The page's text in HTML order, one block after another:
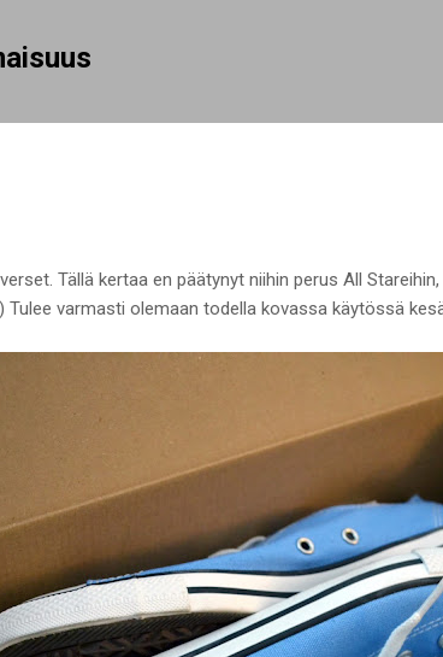
Tällä kertaa en päätynyt niihin perus All
Tulee varmasti olemaan todella kovassa käytössä